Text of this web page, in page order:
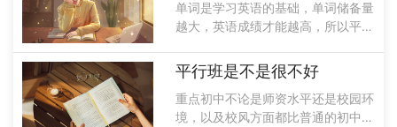
深度以及广......
单词是学习英语的基础，单词储备量
越大，英语成绩才能越高，所以平时
的时候记下来，除此以外还要掌握老
师所讲的语法知识，而且在平时的学
习过程中，也要多用英语交流，这都
是学好英......
平行班是不是很不好
重点初中不论是师资水平还是校园环
境，以及校风方面都比普通的初中要